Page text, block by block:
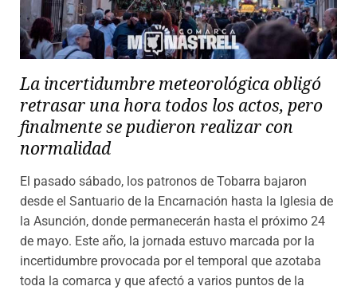
La incertidumbre meteorológica obligó
retrasar una hora todos los actos, pero
finalmente se pudieron realizar con
normalidad
El pasado sábado, los patronos de Tobarra bajaron
desde el Santuario de la Encarnación hasta la Iglesia de
la Asunción, donde permanecerán hasta el próximo 24
de mayo. Este año, la jornada estuvo marcada por la
incertidumbre provocada por el temporal que azotaba
toda la comarca y que afectó a varios puntos de la